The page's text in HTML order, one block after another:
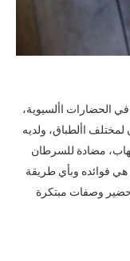
الحضارات األسيوية،
األطباق، ولديه
مضادة للسرطان
فوائده وبأي طريقة
وصفات مبتكرة